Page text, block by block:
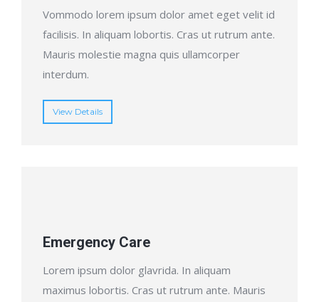
Vommodo lorem ipsum dolor amet eget velit id
facilisis. In aliquam lobortis. Cras ut rutrum ante.
Mauris molestie magna quis ullamcorper
interdum.
View Details
Emergency Care
Lorem ipsum dolor glavrida. In aliquam
maximus lobortis. Cras ut rutrum ante. Mauris